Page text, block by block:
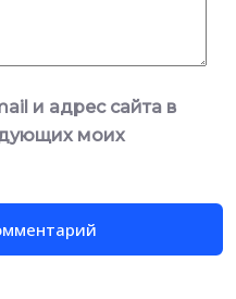
и адрес сайта в
моих